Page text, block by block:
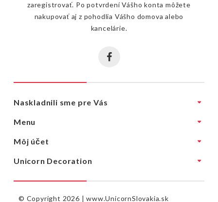
zaregistrovať. Po potvrdení Vášho konta môžete
nakupovať aj z pohodlia Vášho domova alebo
kancelárie.
Naskladnili sme pre Vás
Menu
Môj účet
Unicorn Decoration
© Copyright 2026 |www.UnicornSlovakia.sk